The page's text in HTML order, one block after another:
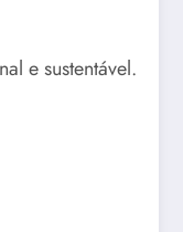
e sustentável.